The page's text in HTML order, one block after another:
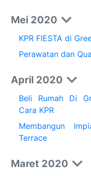
Mei 2020
KPR FIESTA di
Perawatan dan
April 2020
Beli Rumah Di
Cara KPR
Membangun
Terrace
Maret 2020